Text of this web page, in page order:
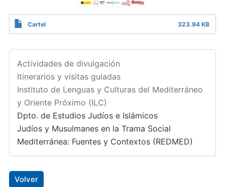
Cartel 323.94 KB
Actividades de divulgación
Itinerarios y visitas guiadas
Instituto de Lenguas y Culturas del Mediterráneo
y Oriente Próximo (ILC)
Dpto. de Estudios Judíos e Islámicos
Judíos y Musulmanes en la Trama Social
Mediterránea: Fuentes y Contextos (REDMED)
Volver